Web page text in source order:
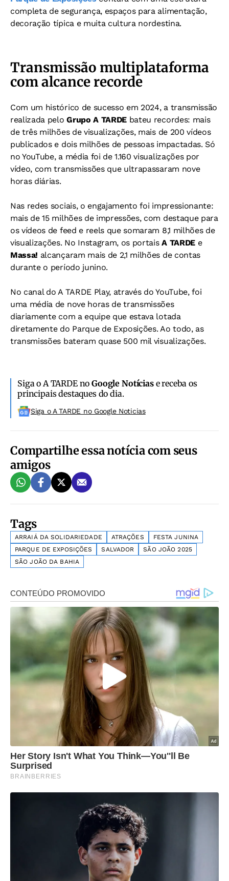
completa de segurança, espaços para alimentação,
decoração típica e muita cultura nordestina.
Transmissão multiplataforma
com alcance recorde
Com um histórico de sucesso em 2024, a transmissão
realizada peloGrupo A TARDE bateu recordes: mais
de três milhões de visualizações, mais de 200 vídeos
publicados e dois milhões de pessoas impactadas. Só
no YouTube, a média foi de 1.160 visualizações por
vídeo, com transmissões que ultrapassaram nove
horas diárias.
Nas redes sociais, o engajamento foi impressionante:
mais de 15 milhões de impressões, com destaque para
os vídeos de feed e reels que somaram 8,1 milhões de
visualizações. No Instagram, os portaisA TARDE e
Massa! alcançaram mais de 2,1 milhões de contas
durante o período junino.
No canal do A TARDE Play, através do YouTube, foi
uma média de nove horas de transmissões
diariamente com a equipe que estava lotada
diretamente do Parque de Exposições. Ao todo, as
transmissões bateram quase 500 mil visualizações.
Siga o A TARDE noGoogle Notíciase receba os
principais destaques do dia.
Siga o A TARDE no Google Noticias
Compartilhe essa notícia com seus
amigos
Tags
ARRAIÁ DA SOLIDARIEDADE ATRAÇÕES
FESTA JUNINA
PARQUE DE EXPOSIÇÕES
SALVADOR
SÃO JOÃO 2025
SÃO JOÃO DA BAHIA